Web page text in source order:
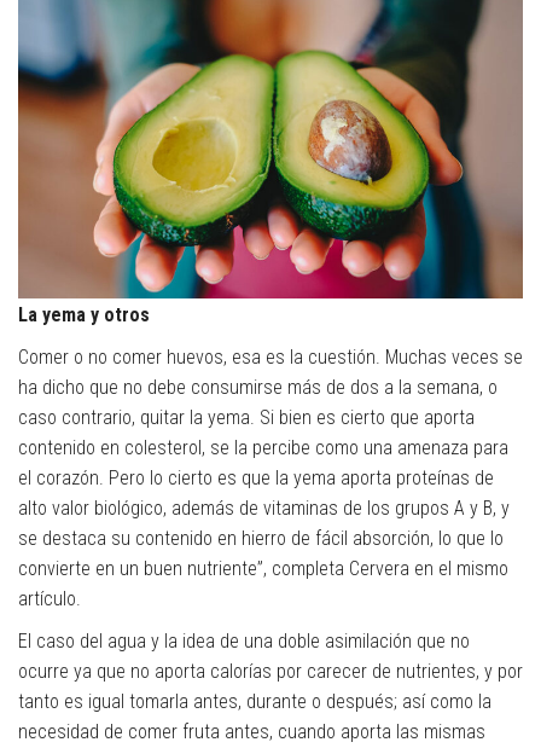
La yema y otros
Comer o no comer huevos, esa es la cuestión. Muchas veces se
ha dicho que no debe consumirse más de dos a la semana, o
caso contrario, quitar la yema. Si bien es cierto que aporta
contenido en colesterol, se la percibe como una amenaza para
el corazón. Pero lo cierto es que la yema aporta proteínas de
alto valor biológico, además de vitaminas de los grupos A y B, y
se destaca su contenido en hierro de fácil absorción, lo que lo
convierte en un buen nutriente”, completa Cervera en el mismo
artículo.
El caso del agua y la idea de una doble asimilación que no
ocurre ya que no aporta calorías por carecer de nutrientes, y por
tanto es igual tomarla antes, durante o después; así como la
necesidad de comer fruta antes, cuando aporta las mismas